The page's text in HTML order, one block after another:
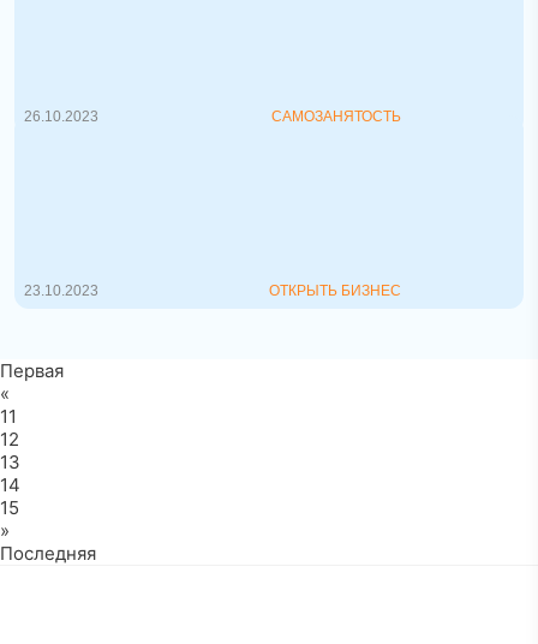
26.10.2023 САМОЗАНЯТОСТЬ
23.10.2023 ОТКРЫТЬ БИЗНЕС
Первая
«
11
12
13
14
15
»
Последняя